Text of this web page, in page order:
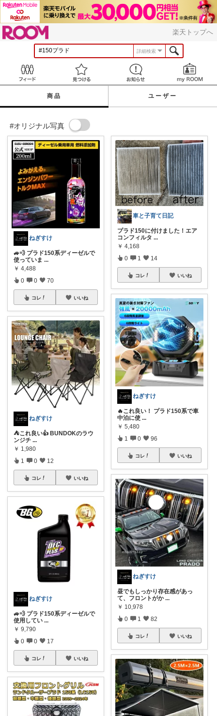
楽天トップへ
詳細検索
見つける お知らせ
商品 ユーザー
#オリジナル写真
ねぎすけ
🚙💨 プラド150系ディーゼルで
使っていま ...
￥ 4,488
0 0 70
コレ いいね
ねぎすけ
⛺️これ良い👍 BUNDOKのラウ
ンジチ ...
￥ 1,980
1 0 12
コレ いいね
ねぎすけ
🚙💨 プラド150系ディーゼルで
使用してい ...
￥ 9,790
0 0 17
コレ いいね
車と子育て日記
プラド150に付けました！エア
コンフィルタ ...
￥ 4,168
0 1 14
コレ いいね
ねぎすけ
🔥これ良い！ プラド150系で車
中泊に使 ...
￥ 5,480
1 0 96
コレ いいね
ねぎすけ
昼でもしっかり存在感があっ
て、フロントがか ...
￥ 10,978
0 1 82
コレ いいね